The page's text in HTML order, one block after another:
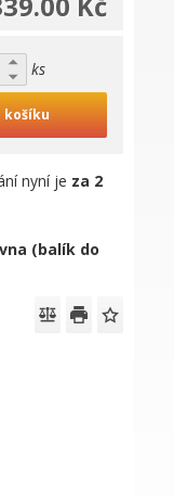
ks
košíku
nyní je za 2
(balík do